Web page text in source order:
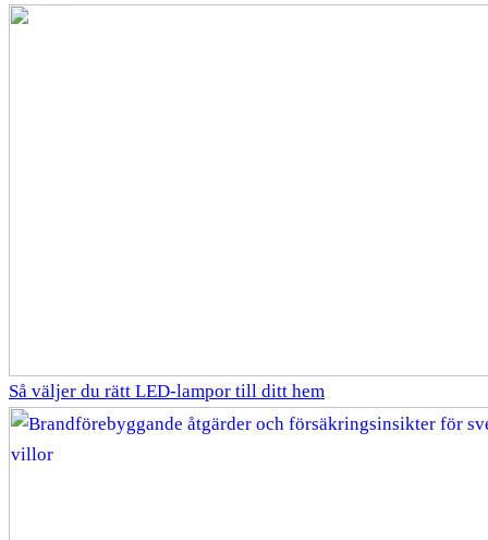
Så väljer du rätt LED-lampor till ditt hem